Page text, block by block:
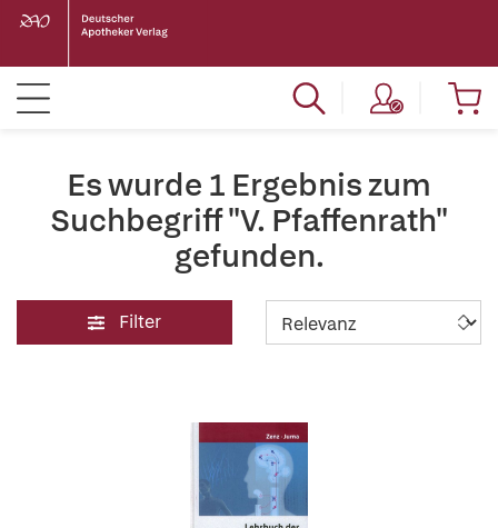
Es wurde 1 Ergebnis zum
Suchbegriff "V. Pfaffenrath"
gefunden.
Filter